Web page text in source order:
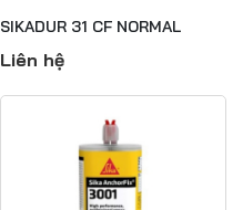
SIKADUR 31 CF NORMAL
Liên hệ